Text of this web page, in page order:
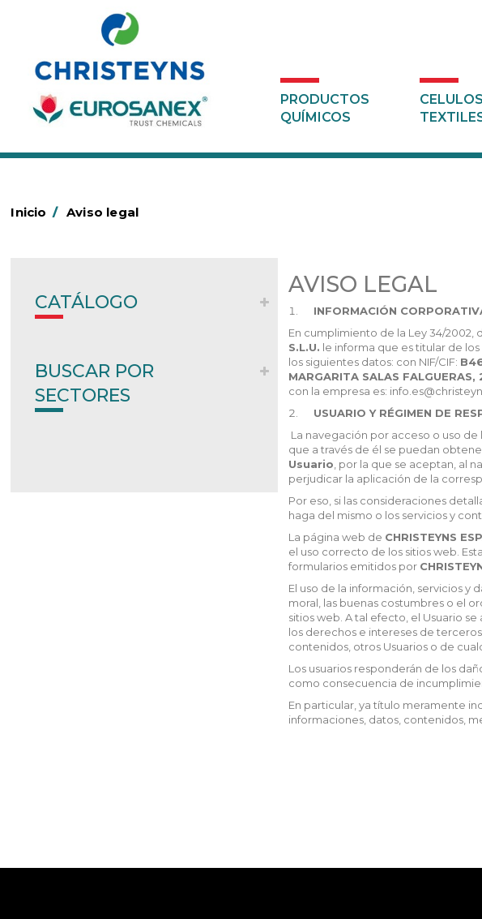
PRODUCTOS
QUÍMICOS
Inicio / Aviso legal
CATÁLOGO
BUSCAR POR
SECTORES
AVISO LEGAL
INFORMACIÓN
En cumplimiento de la Ley 34/2002,
S.L.U. le informa que es titular de los
los siguientes datos: con NIF/CIF:
MARGARITA SALAS FALGUERAS,
con la empresa es:
USUARIO Y RÉGIMEN DE
La navegación por acceso o uso de
que a través de él se puedan
Usuario , por la que se aceptan, al
perjudicar la aplicación de la
Por eso, si las consideraciones
haga del mismo o los servicios y
La página web de CHRISTEYNS
el uso correcto de los sitios web.
formularios emitidos por
El uso de la información, servicios y
moral, las buenas costumbres o el
sitios web. A tal efecto, el Usuario
los derechos e intereses de
contenidos, otros Usuarios o de
Los usuarios responderán de los
como consecuencia de
En particular, ya título meramente
informaciones, datos, contenidos,